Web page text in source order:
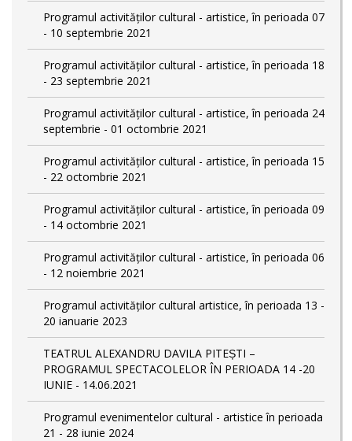
Programul activităților cultural - artistice, în perioada 07
- 10 septembrie 2021
Programul activităților cultural - artistice, în perioada 18
- 23 septembrie 2021
Programul activităților cultural - artistice, în perioada 24
septembrie - 01 octombrie 2021
Programul activităților cultural - artistice, în perioada 15
- 22 octombrie 2021
Programul activităților cultural - artistice, în perioada 09
- 14 octombrie 2021
Programul activităților cultural - artistice, în perioada 06
- 12 noiembrie 2021
Programul activităților cultural artistice, în perioada 13 -
20 ianuarie 2023
TEATRUL ALEXANDRU DAVILA PITEȘTI –
PROGRAMUL SPECTACOLELOR ÎN PERIOADA 14 -20
IUNIE - 14.06.2021
Programul evenimentelor cultural - artistice în perioada
21 - 28 iunie 2024